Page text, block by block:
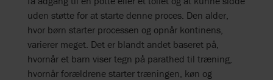
uden støtte for at starte denne proces. Den alder,
hvor børn starter processen og opnår kontinens,
varierer meget. Det er blandt andet baseret på,
hvornår et barn viser tegn på parathed til træning,
hvornår forældrene starter træningen, køn og